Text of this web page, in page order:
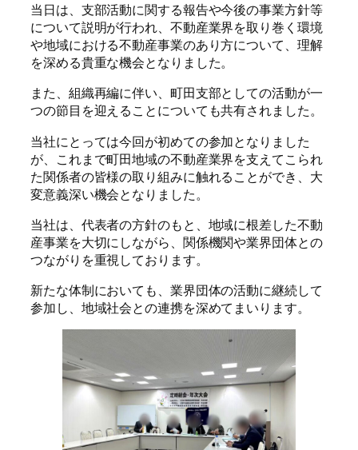
当日は、支部活動に関する報告や今後の事業方針等
について説明が行われ、不動産業界を取り巻く環境
や地域における不動産事業のあり方について、理解
を深める貴重な機会となりました。
また、組織再編に伴い、町田支部としての活動が一
つの節目を迎えることについても共有されました。
当社にとっては今回が初めての参加となりました
が、これまで町田地域の不動産業界を支えてこられ
た関係者の皆様の取り組みに触れることができ、大
変意義深い機会となりました。
当社は、代表者の方針のもと、地域に根差した不動
産事業を大切にしながら、関係機関や業界団体との
つながりを重視しております。
新たな体制においても、業界団体の活動に継続して
参加し、地域社会との連携を深めてまいります。